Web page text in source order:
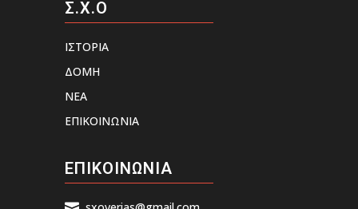
Σ.Χ.Ο
ΙΣΤΟΡΙΑ
ΔΟΜΗ
ΝΕΑ
ΕΠΙΚΟΙΝΩΝΙΑ
ΕΠΙΚΟΙΝΩΝΙΑ